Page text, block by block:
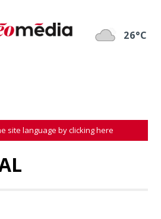
26°C
site language by clicking here